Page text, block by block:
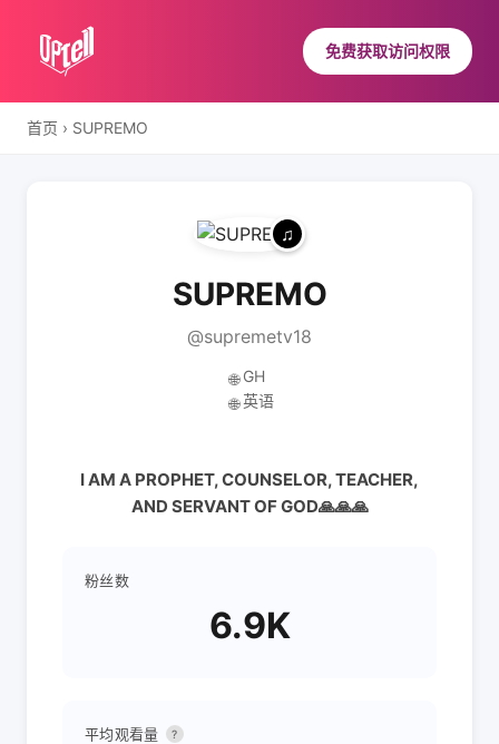
免费获取访问权限
首页 › SUPREMO
SUPREMO
@supremetv18
🌐 GH
🌐 英语
I AM A PROPHET, COUNSELOR, TEACHER,
AND SERVANT OF GOD🙏🙏🙏
粉丝数
6.9K
平均观看量 ?